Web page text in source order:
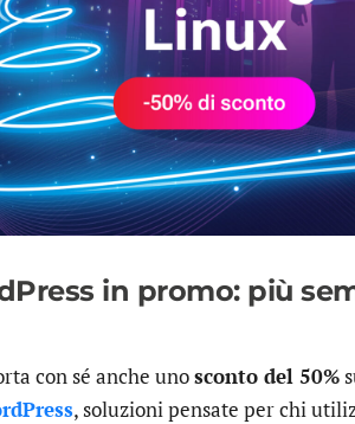
in promo: più
con sé anche unosconto del 50%
, soluzioni pensate per chi